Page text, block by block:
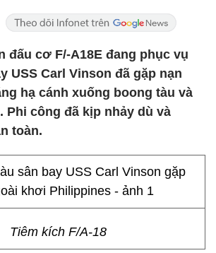
đấu cơ F/-A18E đang phục vụ
USS Carl Vinson đã gặp nạn
hạ cánh xuống boong tàu và
Phi công đã kịp nhảy dù và
toàn.
Tiêm kích F/A-18